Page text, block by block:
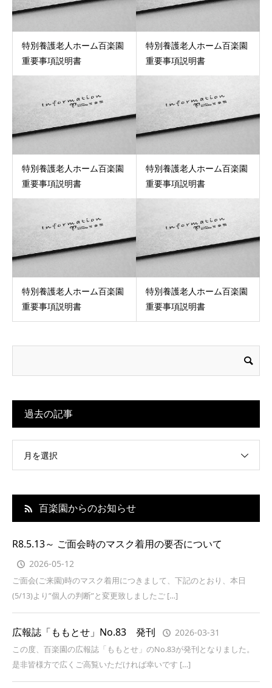
特別養護老人ホーム百楽園
重要事項説明書
特別養護老人ホーム百楽園
重要事項説明書
特別養護老人ホーム百楽園
重要事項説明書
特別養護老人ホーム百楽園
重要事項説明書
特別養護老人ホーム百楽園
重要事項説明書
特別養護老人ホーム百楽園
重要事項説明書
過去の記事
月を選択
百楽園からのお知らせ
R8.5.13～ ご面会時のマスク着用の要否について
2026-05-12
ご面会(ご来園)時のマスク着用につきまして、下記のとおり、本日
(5/13)より”個人の判断”と変更致しましたご […]
広報誌「ももとせ」No.83 発刊 2026-03-31
この度、百楽園の広報誌「ももとせ」のNo.83が発刊となりました。
是非皆様方で広くご高覧いただければ幸いです […]